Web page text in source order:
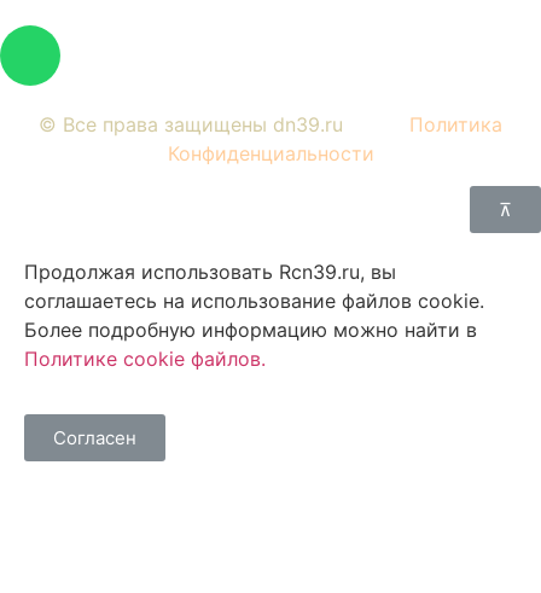
© Все права защищены dn39.ru Политика
Конфиденциальности
⊼
Продолжая использовать Rcn39.ru, вы
соглашаетесь на использование файлов cookie.
Более подробную информацию можно найти в
Политике cookie файлов.
Согласен